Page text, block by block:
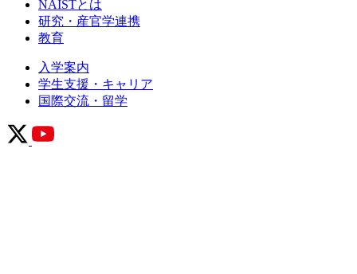
NAISTとは
研究・産官学連携
教育
入学案内
学生支援・キャリア
国際交流・留学